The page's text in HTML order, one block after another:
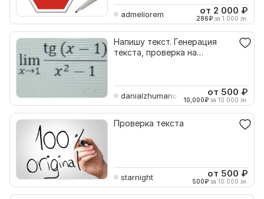
admeliorem от 2 000 ₽
286₽ за 1 000 зн.
Напишу текст. Генерация
текста, проверка на
danialzhumanov от 500 ₽
10,000₽ за 10 000 зн.
Проверка текста
starnight от 500 ₽
500₽ за 10 000 зн.